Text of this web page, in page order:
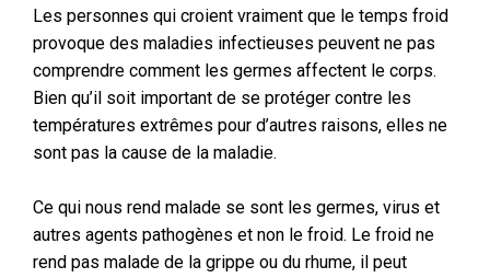
Les personnes qui croient vraiment que le temps froid
provoque des maladies infectieuses peuvent ne pas
comprendre comment les germes affectent le corps.
Bien qu’il soit important de se protéger contre les
températures extrêmes pour d’autres raisons, elles ne
sont pas la cause de la maladie.
Ce qui nous rend malade se sont les germes, virus et
autres agents pathogènes et non le froid. Le froid ne
rend pas malade de la grippe ou du rhume, il peut